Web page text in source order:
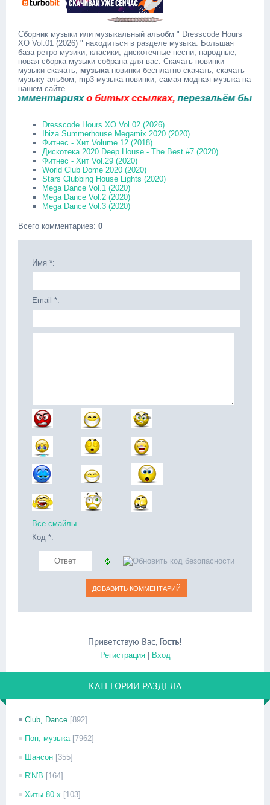
Сборник музыки или музыкальный альобм " Dresscode Hours
XO Vol.01 (2026) " находиться в разделе музыка. Большая
база ретро музики, класики, дискотечные песни, народные,
новая сборка музыки собрана для вас. Скачать новинки
музыки скачать, музыкановинки бесплатно скачать, скачать
музыку альбом, mp3 музыка новинки, самая модная музыка на
нашем сайте
о битых ссылках,перезальём быстро.
Dresscode Hours XO Vol.02 (2026)
Ibiza Summerhouse Megamix 2020 (2020)
Фитнес - Хит Volume.12 (2018)
Дискотека 2020 Deep House - The Best #7 (2020)
Фитнес - Хит Vol.29 (2020)
World Club Dome 2020 (2020)
Stars Clubbing House Lights (2020)
Mega Dance Vol.1 (2020)
Mega Dance Vol.2 (2020)
Mega Dance Vol.3 (2020)
Всего комментариев: 0
Имя *:
Email *:
Все смайлы
Код *:
Приветствую Вас, Гость!
Регистрация| Вход
КАТЕГОРИИ РАЗДЕЛА
Club, Dance [892]
Поп, музыка [7962]
Шансон [355]
R'N'B [164]
Хиты 80-х [103]